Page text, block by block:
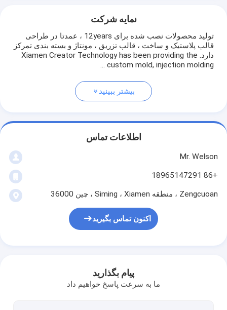
نمایه شرکت
تولید محصولات نصب شده برای 12years ، عمدتا در طراحی
قالب پلاستیک و ساخت ، قالب تزریق ، مونتاژ و بسته بندی تمرکز
دارد. Xiamen Creator Technology has been providing the
custom mold, injection molding ...
بیشتر ببینید
اطلاعات تماس
Mr. Welson
+86 18965147291
Zengcuoan ، منطقه Siming ، Xiamen ، چین 36000
اکنون تماس بگیرید
پیام بگذارید
ما به سرعت پاسخ خواهیم داد